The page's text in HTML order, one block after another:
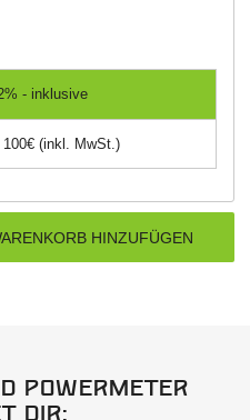
- inklusive
(inkl. MwSt.)
Powermeter
dir: